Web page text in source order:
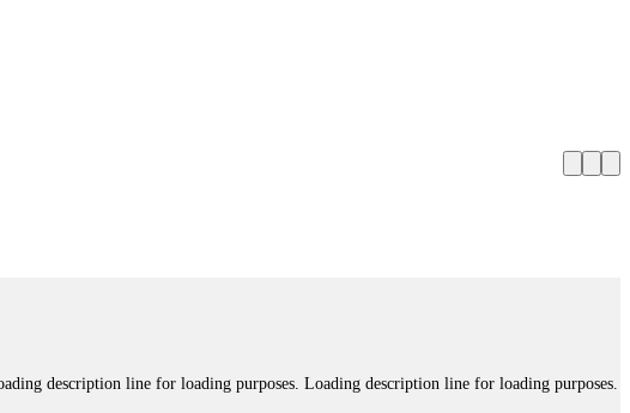
description line for loading purposes. Loading description line for loading purposes.